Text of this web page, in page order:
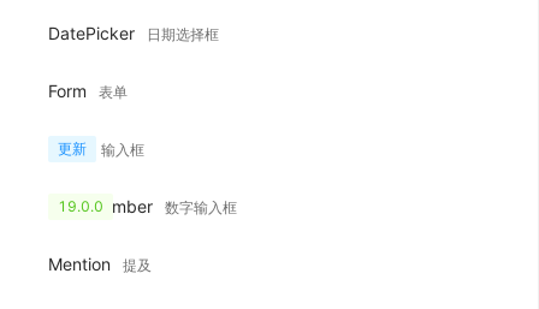
DatePicker 日期选择框
Form 表单
Input 输入框
更新
InputNumber 数字输入框
19.0.0
Mention 提及